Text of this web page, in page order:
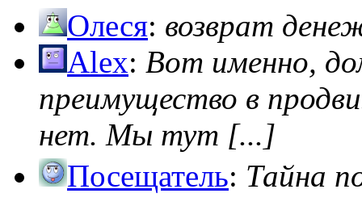
Олеся: возврат
Alex: Вот именно,
преимущество в
нет. Мы тут [...]
Посещатель: Тайна